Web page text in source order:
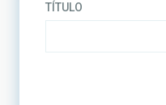
TÍTULO